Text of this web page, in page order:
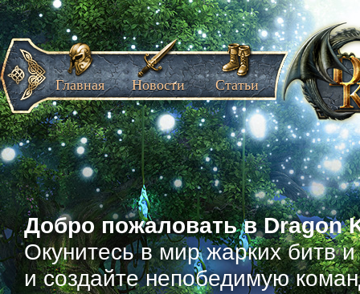
Добро пожаловать в Dragon
Окунитесь в мир жарких битв
и создайте непобедимую
Главная Новости Статьи